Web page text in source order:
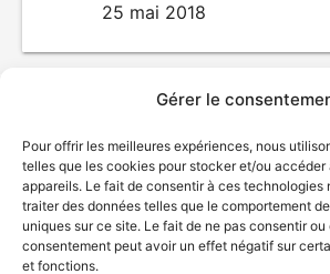
Gérer le
Pour offrir les meilleures expériences, nous
telles que les cookies pour stocker et/ou accéder
appareils. Le fait de consentir à ces technologies
traiter des données telles que le comportement
uniques sur ce site. Le fait de ne pas consentir ou
consentement peut avoir un effet négatif sur
et fonctions.
25 mai 2018
© Gouvernement du